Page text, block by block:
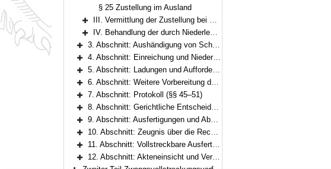
§ 25 Zustellung im Ausland
Bereich erweitern
III. Vermittlung der Zustellung bei Zustellungen auf Betreiben der Parteien (§§ 26–27)
Bereich erweitern
IV. Behandlung der durch Niederlegung zugestellten Schriftstücke (§§ 28–29)
Bereich erweitern
3. Abschnitt: Aushändigung von Schriftstücken, formlose Mitteilungen (§§ 30–31)
Bereich erweitern
4. Abschnitt: Einreichung und Niederlegung von Schrift- und Beweisstücken (§§ 32–33)
Bereich erweitern
5. Abschnitt: Ladungen und Aufforderungen (§§ 34–42)
Bereich erweitern
6. Abschnitt: Weitere Vorbereitung der mündlichen Verhandlung (§§ 43–44)
Bereich erweitern
7. Abschnitt: Protokoll (§§ 45–51)
Bereich erweitern
8. Abschnitt: Gerichtliche Entscheidungen (§§ 52–56)
Bereich erweitern
9. Abschnitt: Ausfertigungen und Abschriften (Ablichtungen) von Entscheidungen und Vergleichen (§§ 57–62)
Bereich erweitern
10. Abschnitt: Zeugnis über die Rechtskraft (§§ 63–65)
Bereich erweitern
11. Abschnitt: Vollstreckbare Ausfertigungen (§§ 66–70)
Bereich erweitern
12. Abschnitt: Akteneinsicht und Verfahrensauskünfte (§§ 71–72)